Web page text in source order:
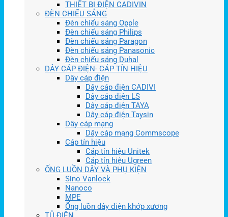
THIẾT BỊ ĐIỆN CADIVIN
ĐÈN CHIẾU SÁNG
Đèn chiếu sáng Opple
Đèn chiếu sáng Philips
Đèn chiếu sáng Paragon
Đèn chiếu sáng Panasonic
Đèn chiếu sáng Duhal
DÂY CÁP ĐIỆN- CÁP TÍN HIỆU
Dây cáp điện
Dây cáp điện CADIVI
Dây cáp điện LS
Dây cáp điện TAYA
Dây cáp điện Taysin
Dây cáp mạng
Dây cáp mạng Commscope
Cáp tín hiệu
Cáp tín hiệu Unitek
Cáp tín hiệu Ugreen
ỐNG LUỒN DÂY VÀ PHỤ KIỆN
Sino Vanlock
Nanoco
MPE
Ống luồn dây điện khớp xương